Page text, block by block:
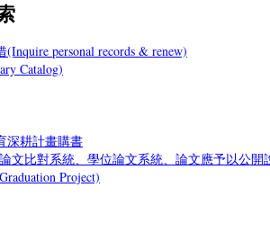
personal records & renew)
Catalog)
深耕計畫購書
文比對系統、學位論文系統、論文應予以公開
Project)